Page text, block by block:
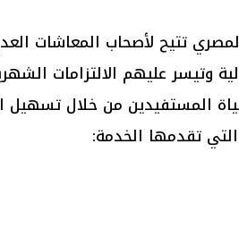
تتيح لأصحاب المعاشات
وتيسر عليهم الالتزامات
المستفيدين من خلال تسهيل
التي تقدمها الخدمة: